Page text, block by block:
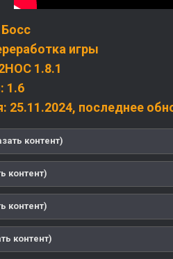
игры
1.8.1
1.6
25.11.2024, последнее
контент)
контент)
контент)
контент)